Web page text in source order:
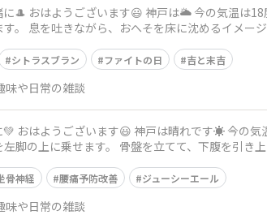
今日のス
シトラスブラン ファイトの日 吉と末吉
味や日常の雑談
。 今
骨神経 腰痛予防改善 ジューシーエール
味や日常の雑談